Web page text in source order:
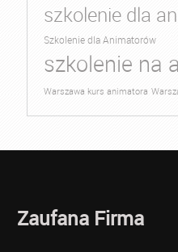
szkolenie dla
Szkolenie dla Animatorów
szkolenie na
Warszawa kurs animatora
Zaufana Firma